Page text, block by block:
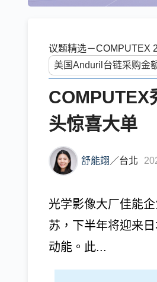
议题精选－COMPUTEX
头惊喜大单
舒能翊 ／台北
光学影像大厂佳能
苏，下半年将迎来
动能。此...